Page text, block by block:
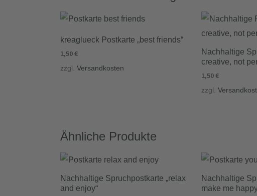
kreaglueck Postkarte „best friends“
1,50€
zzgl. Versandkosten
Nachhaltige
creative, not
1,50€
zzgl.
Ähnliche Produkte
Nachhaltige Spruchpostkarte „relax
and enjoy“
Nachhaltige
make me